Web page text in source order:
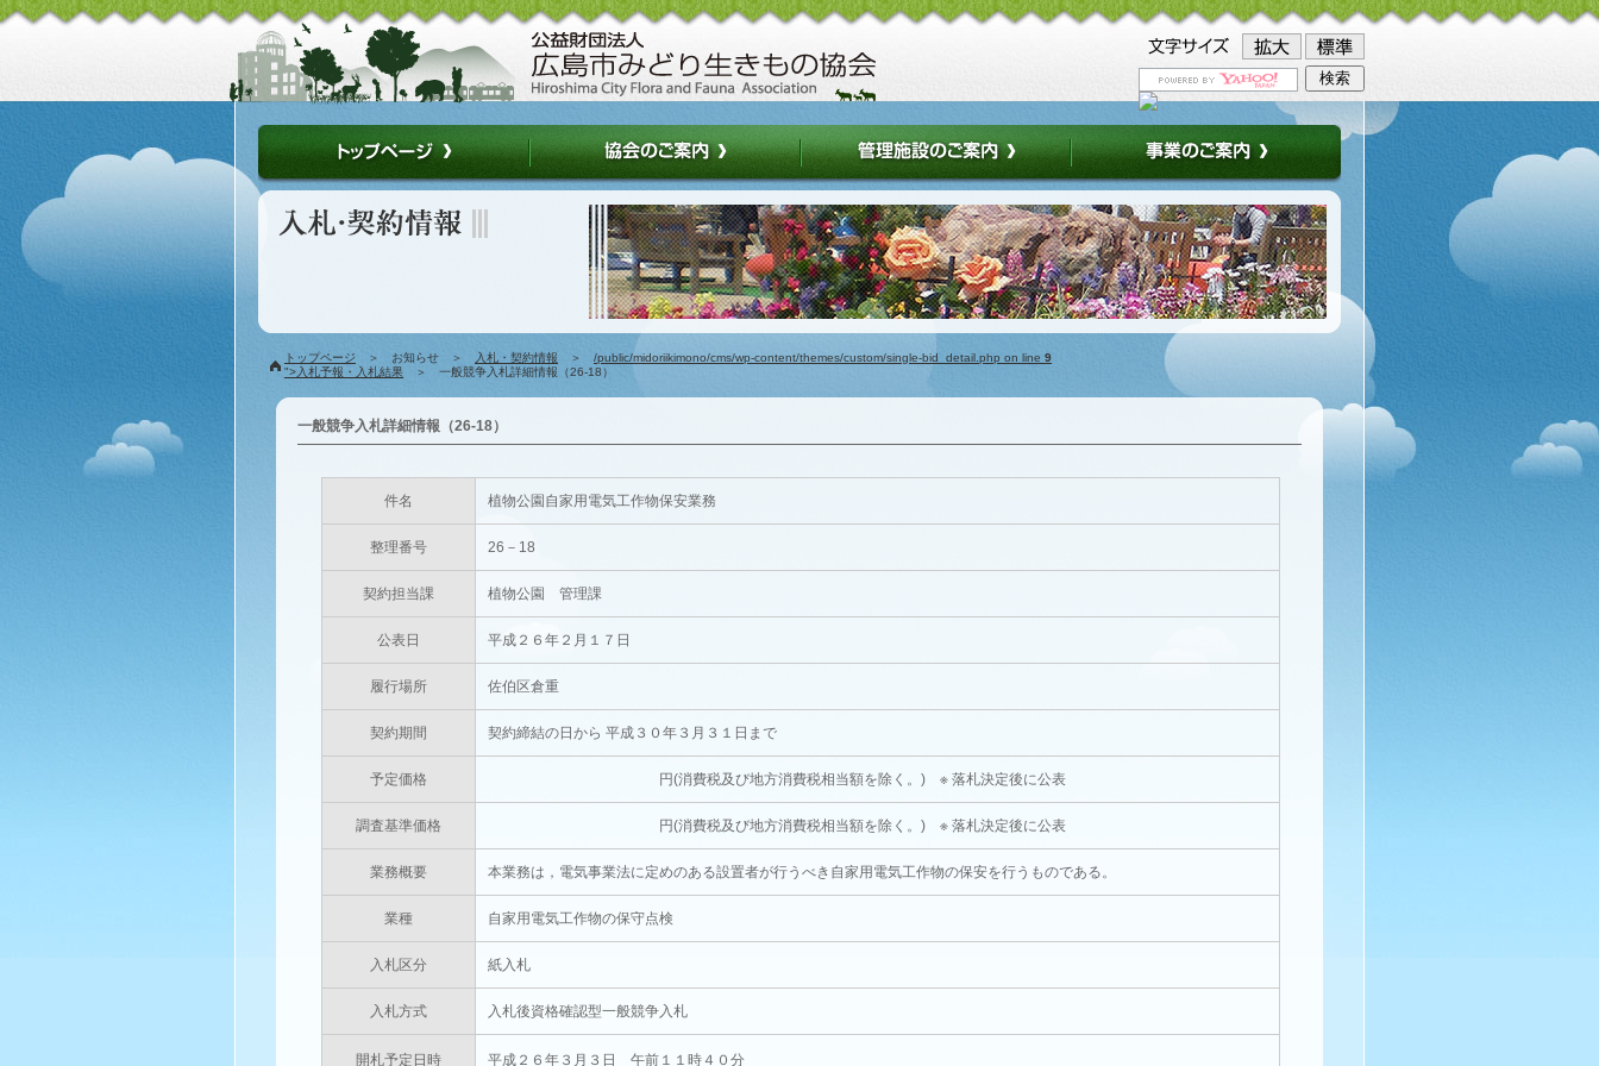
トップページ ＞ お知らせ ＞ 入札・契約情報 ＞ /public/midoriikimono/cms/wp-content/themes/custom/single-bid_detail.php on line 9
">入札予報・入札結果 ＞ 一般競争入札詳細情報（26-18）
一般競争入札詳細情報（26-18）
件名 植物公園自家用電気工作物保安業務
整理番号 26－18
契約担当課 植物公園 管理課
公表日 平成２６年２月１７日
履行場所 佐伯区倉重
契約期間 契約締結の日から 平成３０年３月３１日まで
予定価格 円(消費税及び地方消費税相当額を除く。) ※ 落札決定後に公表
調査基準価格 円(消費税及び地方消費税相当額を除く。) ※ 落札決定後に公表
業務概要 本業務は，電気事業法に定めのある設置者が行うべき自家用電気工作物の保安を行うものである。
業種 自家用電気工作物の保守点検
入札区分 紙入札
入札方式 入札後資格確認型一般競争入札
開札予定日時 平成２６年３月３日 午前１１時４０分